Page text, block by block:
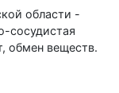
области -
сосудистая
обмен веществ.